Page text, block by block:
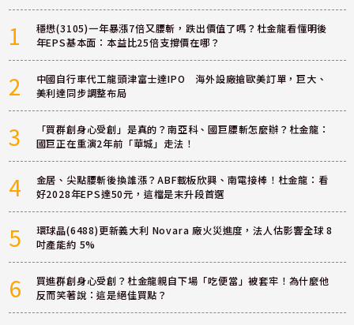
1
穩懋(3105)一年暴漲7倍又腰斬，跌出價值了嗎？杜金龍看懂明後
年EPS基本面：本益比25倍支撐價在哪？
2
中國自行車代工龍頭津富士達IPO 海外設廠搶歐美訂單，巨大、
美利達同步調整布局
3
「買群創身心受創」是真的？南亞科、國巨腰斬怎麼辦？杜金龍：
國巨正在重演2年前「華城」走法！
4
金居、尖點腰斬後換誰漲？ABF載板欣興、南電接棒！杜金龍：看
好2028年EPS達50元，這檔是末升段首選
5
環球晶(6488)更新義大利 Novara 廠火災進度，法人估影響全球 8
吋產能約 5%
6
買進群創身心受創？杜金龍親自下場「吃便當」被套牢！為什麼他
反而笑著說：這是絕佳買點？